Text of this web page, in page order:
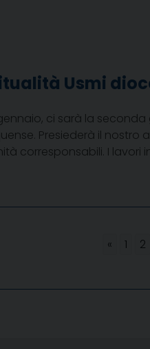
Usmi
ci sarà la
Presiederà il nostro
corresponsabili. I lavori
« 1 2